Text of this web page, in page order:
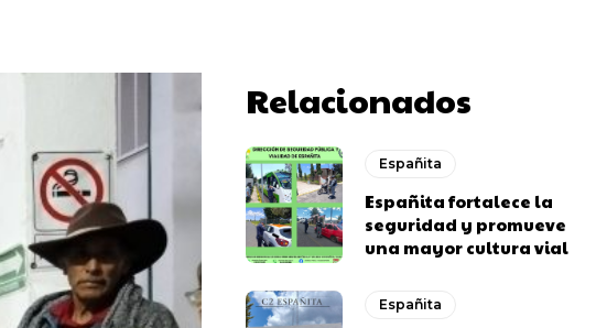
Relacionados
Españita
Españita fortalece la
seguridad y promueve
una mayor cultura vial
Españita